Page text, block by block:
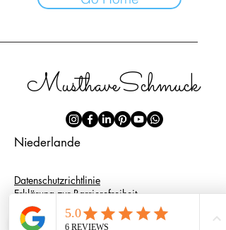
MusthaveSchmuck
Niederlande
Datenschutzrichtlinie
Erklärung zur Barrierefreiheit
Versandbedingungen
Allgemeine Geschäftsbedingungen